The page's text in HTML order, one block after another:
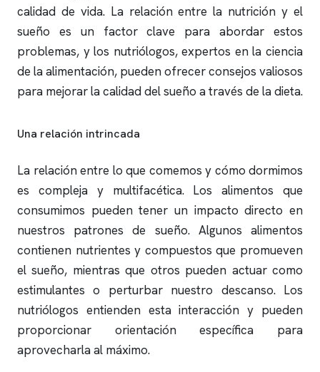
calidad de vida. La relación entre la nutrición y el
sueño es un factor clave para abordar estos
problemas, y los nutriólogos, expertos en la ciencia
de la alimentación, pueden ofrecer consejos valiosos
para mejorar la calidad del sueño a través de la dieta.
Una relación intrincada
La relación entre lo que comemos y cómo dormimos
es compleja y multifacética. Los alimentos que
consumimos pueden tener un impacto directo en
nuestros patrones de sueño. Algunos alimentos
contienen nutrientes y compuestos que promueven
el sueño, mientras que otros pueden actuar como
estimulantes o perturbar nuestro descanso. Los
nutriólogos entienden esta interacción y pueden
proporcionar orientación específica para
aprovecharla al máximo.